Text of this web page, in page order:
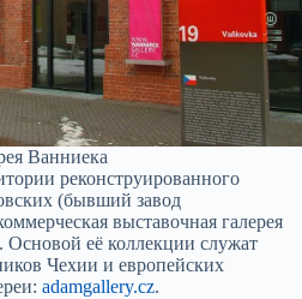
Ванниека
реконструированного
(бывший завод
выставочная галерея
её коллекции служат
Чехии и европейских
adamgallery.cz.